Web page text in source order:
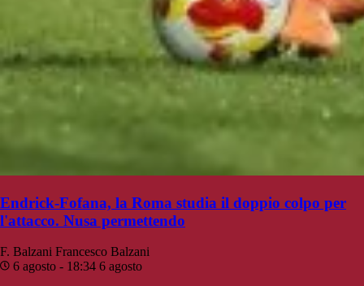
Endrick-Fofana, la Roma studia il doppio colpo per
l'attacco. Nusa permettendo
F. Balzani Francesco Balzani
6 agosto - 18:34 6 agosto